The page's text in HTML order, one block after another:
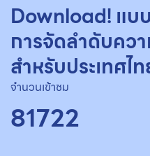
Download! แบ
การจัดลำดับคว
สำหรับประเทศไ
จำนวนเข้าชม
81722